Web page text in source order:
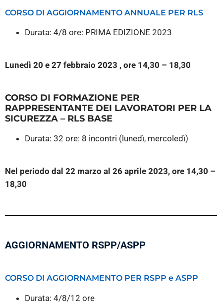
CORSO DI AGGIORNAMENTO ANNUALE PER RLS
Durata: 4/8 ore: PRIMA EDIZIONE 2023
Lunedì 20 e 27 febbraio 2023 , ore 14,30 – 18,30
CORSO DI FORMAZIONE PER
RAPPRESENTANTE DEI LAVORATORI PER LA
SICUREZZA – RLS BASE
Durata: 32 ore: 8 incontri (lunedì, mercoledì)
Nel periodo dal 22 marzo al 26 aprile 2023, ore 14,30 –
18,30
AGGIORNAMENTO RSPP/ASPP
CORSO DI AGGIORNAMENTO PER RSPP e ASPP
Durata: 4/8/12 ore